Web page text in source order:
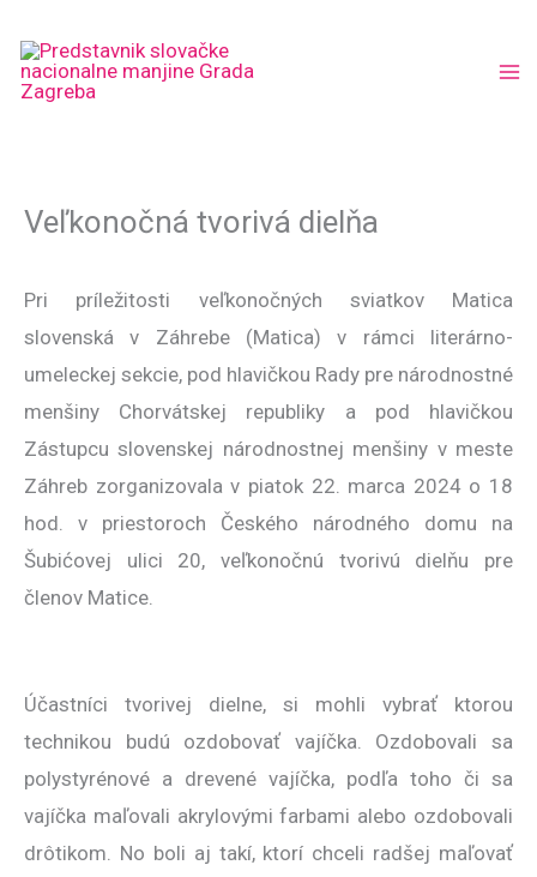
content
Veľkonočná tvorivá dielňa
Pri príležitosti veľkonočných sviatkov Matica
slovenská v Záhrebe (Matica) v rámci literárno-
umeleckej sekcie, pod hlavičkou Rady pre národnostné
menšiny Chorvátskej republiky a pod hlavičkou
Zástupcu slovenskej národnostnej menšiny v meste
Záhreb zorganizovala v piatok 22. marca 2024 o 18
hod. v priestoroch Českého národného domu na
Šubićovej ulici 20, veľkonočnú tvorivú dielňu pre
členov Matice.
Účastníci tvorivej dielne, si mohli vybrať ktorou
technikou budú ozdobovať vajíčka. Ozdobovali sa
polystyrénové a drevené vajíčka, podľa toho či sa
vajíčka maľovali akrylovými farbami alebo ozdobovali
drôtikom. No boli aj takí, ktorí chceli radšej maľovať